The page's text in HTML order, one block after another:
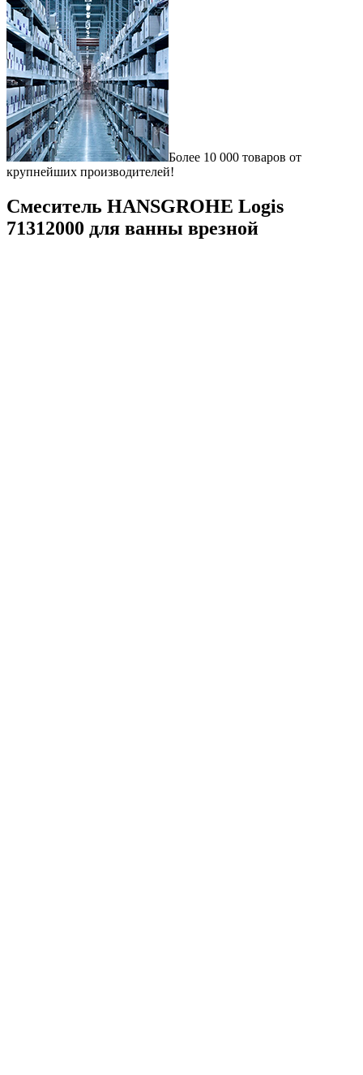
Более 10 000 товаров от
крупнейших производителей!
Смеситель HANSGROHE Logis
71312000 для ванны врезной